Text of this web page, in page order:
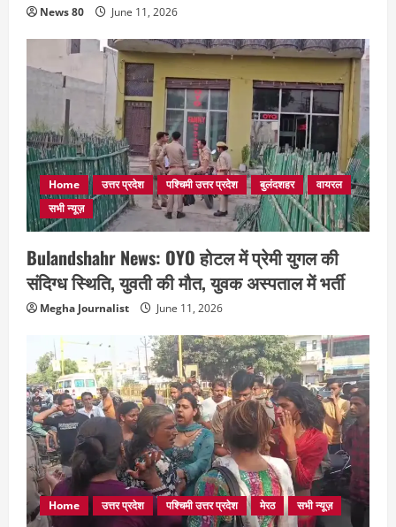
News 80 June 11, 2026
Home उत्तर प्रदेश पश्चिमी उत्तर प्रदेश बुलंदशहर
वायरल
सभी न्यूज़
Bulandshahr News: OYO होटल में प्रेमी युगल की
संदिग्ध स्थिति, युवती की मौत, युवक अस्पताल में भर्ती
Megha Journalist June 11, 2026
Home उत्तर प्रदेश पश्चिमी उत्तर प्रदेश मेरठ सभी न्यूज़